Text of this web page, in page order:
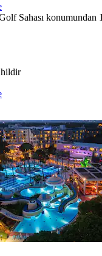
Sahası konumundan